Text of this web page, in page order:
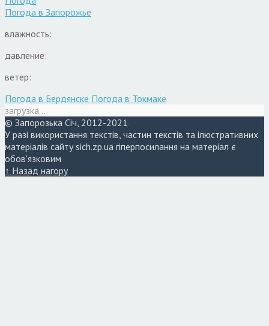
Погода в Запорожье
влажность:
давление:
ветер:
Погода в Бердянске Погода в Токмаке
загрузка...
© Запорозька Січ, 2012-2021
У разі використання текстів, частин текстів та ілюстративних
матеріалів сайту sich.zp.ua гіперпосилання на матеріал є
обов'язковим
↑ Назад нагору